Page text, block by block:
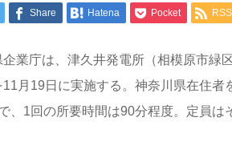
Share Hatena Pocket RSS
業庁は、津久井発電所（相模原市緑
11月19日に実施する。神奈川県在住
、1回の所要時間は90分程度。定員は